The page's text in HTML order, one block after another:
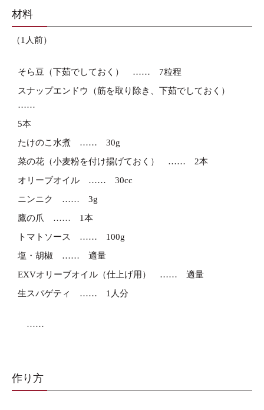
材料
（1人前）
そら豆（下茹でしておく）
7粒程
スナップエンドウ（筋を取り除き、下茹でしておく）
5本
たけのこ水煮
30g
菜の花（小麦粉を付け揚げておく）
2本
オリーブオイル
30cc
ニンニク
3g
鷹の爪
1本
トマトソース
100g
塩・胡椒
適量
EXVオリーブオイル（仕上げ用）
適量
生スパゲティ
1人分
作り方